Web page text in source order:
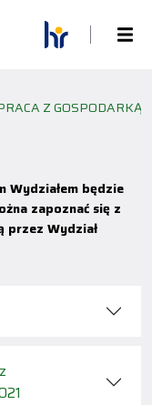
Z GOSPODARKĄ
Wydziałem będzie
zapoznać się z
przez Wydział